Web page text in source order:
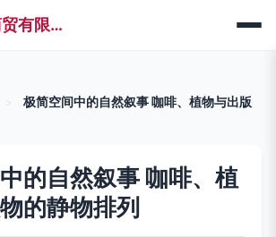
北京百般多样商贸有限公司
极简空间中的自然叙事 咖啡、植物与出版
的自然叙事 咖啡、植
的静物排列